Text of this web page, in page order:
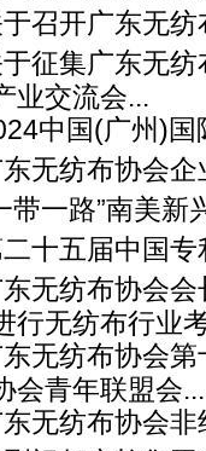
于召开广东无
征集广东无
业交流会...
中国(广州)
东无纺布协会
带一路”南美
十五届中国
东无纺布协会
行无纺布行业
东无纺布协会
会青年联盟会...
东无纺布协会